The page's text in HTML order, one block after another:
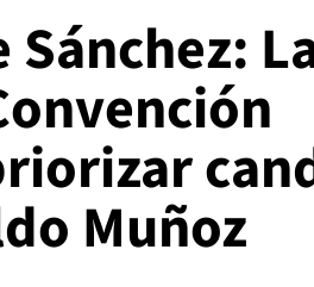
Sánchez:
Muñoz